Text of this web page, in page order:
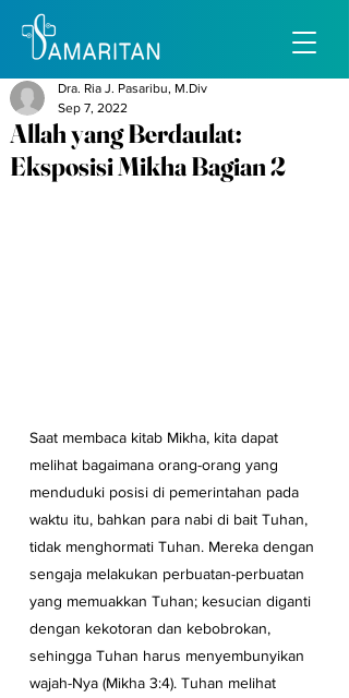
Allah yang Berdaulat:
Eksposisi Mikha Bagian 2
Dra. Ria J. Pasaribu, M.Div
Sep 7, 2022
Saat membaca kitab Mikha, kita dapat
melihat bagaimana orang-orang yang
menduduki posisi di pemerintahan pada
waktu itu, bahkan para nabi di bait Tuhan,
tidak menghormati Tuhan. Mereka dengan
sengaja melakukan perbuatan-perbuatan
yang memuakkan Tuhan; kesucian diganti
dengan kekotoran dan kebobrokan,
sehingga Tuhan harus menyembunyikan
wajah-Nya (Mikha 3:4). Tuhan melihat